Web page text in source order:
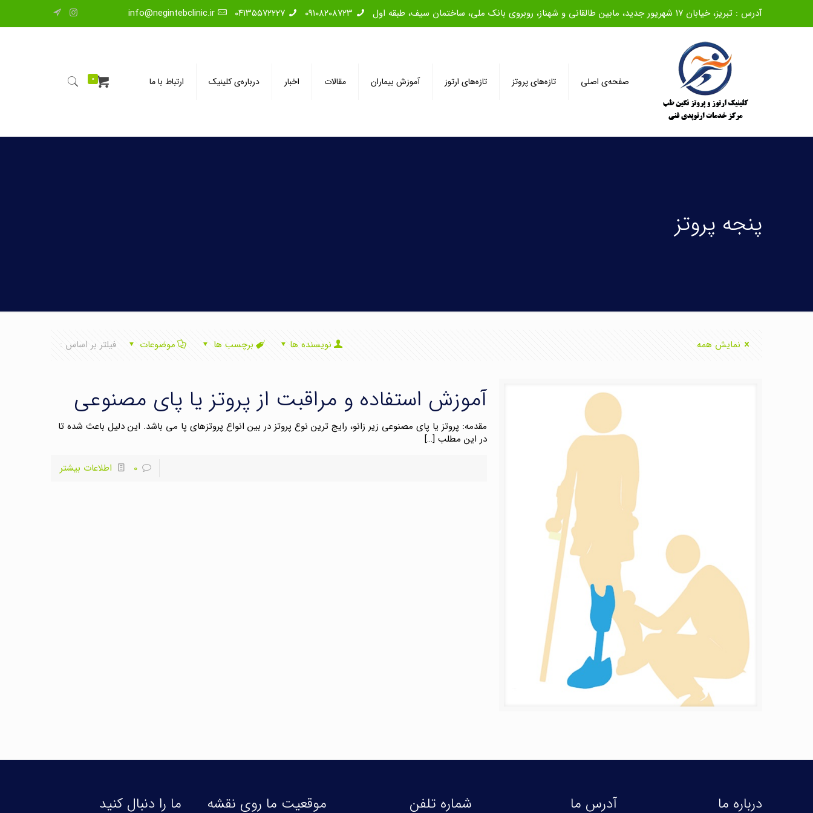
آدرس : تبریز، خیابان ۱۷ شهریور جدید، مابین طالقانی و شهناز، روبروی بانک ملی، ساختمان سیف، طبقه اول ۰۹۱۰۸۲۰۸۷۲۳ ۰۴۱۳۵۵۷۲۲۲۷ info@negintebclinic.ir
صفحه‌ی اصلی تازه‌های پروتز تازه‌های ارتوز آموزش بیماران مقالات اخبار درباره‌ی کلینیک ارتباط با ما 0
پنجه پروتز
فیلتر بر اساس : موضوعات برچسب ها نویسنده ها نمایش همه
آموزش استفاده و مراقبت از پروتز یا پای مصنوعی
مقدمه: پروتز یا پای مصنوعی زیر زانو، رایج ترین نوع پروتز در بین انواع پروتزهای پا می باشد. این دلیل باعث شده تا
در این مطلب […]
0
اطلاعات بیشتر
درباره ما آدرس ما شماره تلفن موقعیت ما روی نقشه ما را دنبال کنید